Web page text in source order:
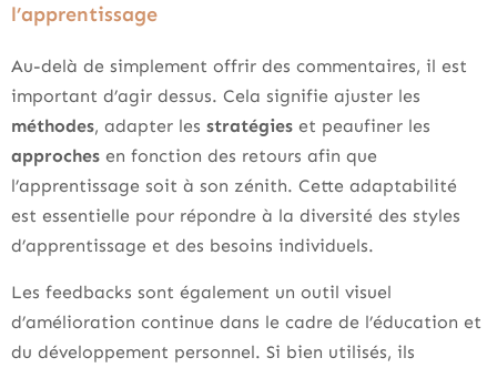
l’apprentissage
Au-delà de simplement offrir des commentaires, il est
important d’agir dessus. Cela signifie ajuster les
méthodes, adapter les stratégies et peaufiner les
approches en fonction des retours afin que
l’apprentissage soit à son zénith. Cette adaptabilité
est essentielle pour répondre à la diversité des styles
d’apprentissage et des besoins individuels.
Les feedbacks sont également un outil visuel
d’amélioration continue dans le cadre de l’éducation et
du développement personnel. Si bien utilisés, ils